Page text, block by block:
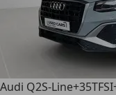
Audi Q2S-